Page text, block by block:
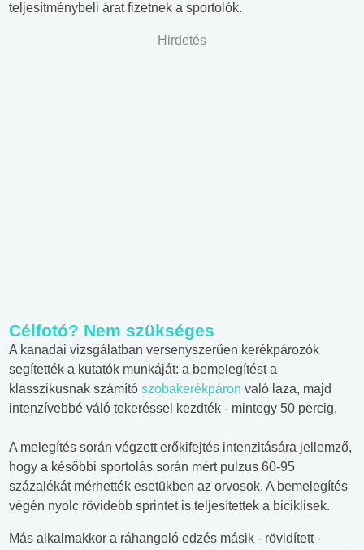
teljesítménybeli árat fizetnek a sportolók.
Hirdetés
Célfotó? Nem szükséges
A kanadai vizsgálatban versenyszerűen kerékpározók
segítették a kutatók munkáját: a bemelegítést a
klasszikusnak számító szobakerékpáron való laza, majd
intenzívebbé váló tekeréssel kezdték - mintegy 50 percig.
A melegítés során végzett erőkifejtés intenzitására jellemző,
hogy a későbbi sportolás során mért pulzus 60-95
százalékát mérhették esetükben az orvosok. A bemelegítés
végén nyolc rövidebb sprintet is teljesítettek a biciklisek.
Más alkalmakkor a ráhangoló edzés másik - rövidített -